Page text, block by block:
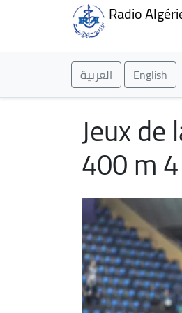
Radio
العربية English
Jeux
400 m